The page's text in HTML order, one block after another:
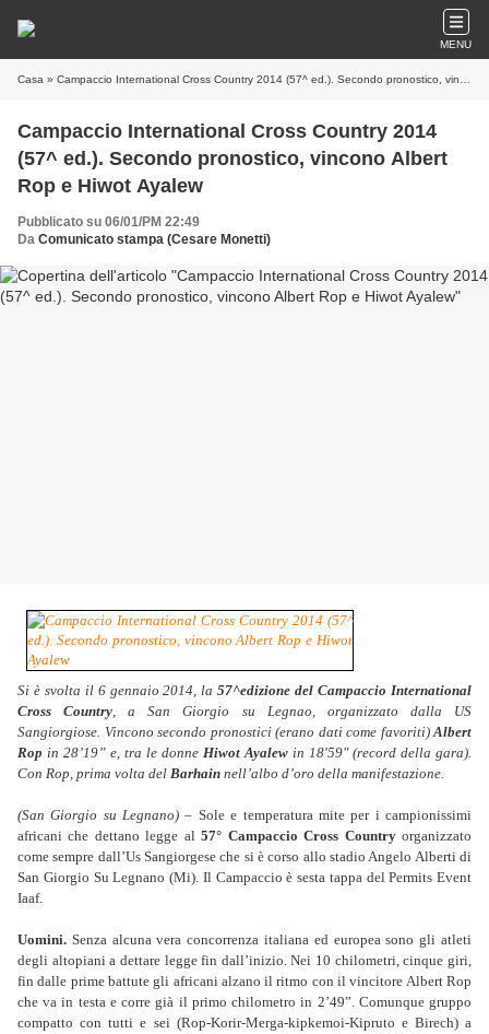
MENU
Casa » Campaccio International Cross Country 2014 (57^ ed.). Secondo pronostico, vincono Albert Rop e Hiwot Ayalew
Campaccio International Cross Country 2014
(57^ ed.). Secondo pronostico, vincono Albert
Rop e Hiwot Ayalew
Pubblicato su 06/01/PM 22:49
Da Comunicato stampa (Cesare Monetti)
Si è svolta il 6 gennaio 2014, la57^edizione del Campaccio International
Cross Country, a San Giorgio su Legnao, organizzato dalla US
Sangiorgiose. Vincono secondo pronostici (erano dati come favoriti)Albert
Rop in 28’19” e, tra le donne Hiwot Ayalew in 18'59" (record della gara).
Con Rop, prima volta del Barhain nell’albo d’oro della manifestazione.
(San Giorgio su Legnano) – Sole e temperatura mite per i campionissimi
africani che dettano legge al57° Campaccio Cross Countryorganizzato
come sempre dall’Us Sangiorgese che si è corso allo stadio Angelo Alberti di
San Giorgio Su Legnano (Mi). Il Campaccio è sesta tappa del Permits Event
Iaaf.
Uomini. Senza alcuna vera concorrenza italiana ed europea sono gli atleti
degli altopiani a dettare legge fin dall’inizio. Nei 10 chilometri, cinque giri,
fin dalle prime battute gli africani alzano il ritmo con il vincitore Albert Rop
che va in testa e corre già il primo chilometro in 2’49”. Comunque gruppo
compatto con tutti e sei (Rop-Korir-Merga-kipkemoi-Kipruto e Birech) a